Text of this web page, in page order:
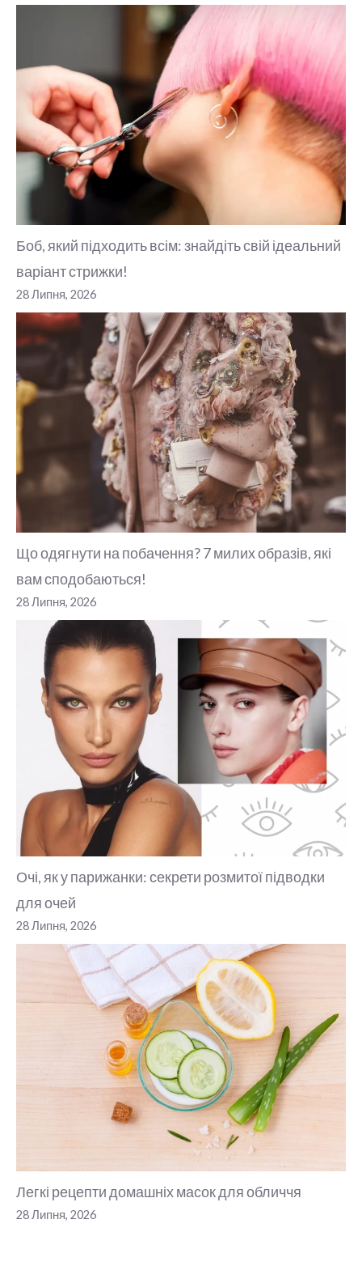
Боб, який підходить всім: знайдіть свій ідеальний
варіант стрижки!
28 Липня, 2026
Що одягнути на побачення? 7 милих образів, які
вам сподобаються!
28 Липня, 2026
Очі, як у парижанки: секрети розмитої підводки
для очей
28 Липня, 2026
Легкі рецепти домашніх масок для обличчя
28 Липня, 2026